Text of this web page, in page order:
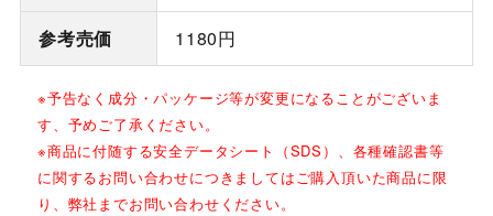
参考売価 1180円
※予告なく成分・パッケージ等が変更になることがございま
す、予めご了承ください。
※商品に付随する安全データシート（SDS）、各種確認書等
に関するお問い合わせにつきましてはご購入頂いた商品に限
り、弊社までお問い合わせください。